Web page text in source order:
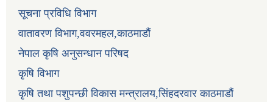
सूचना प्रविधि विभाग
वातावरण विभाग,ववरमहल,काठमाडौं
नेपाल कृषि अनुसन्धान परिषद
कृषि विभाग
कृषि तथा पशुपन्छी विकास मन्त्रालय,सिंहदरवार काठमाडौं